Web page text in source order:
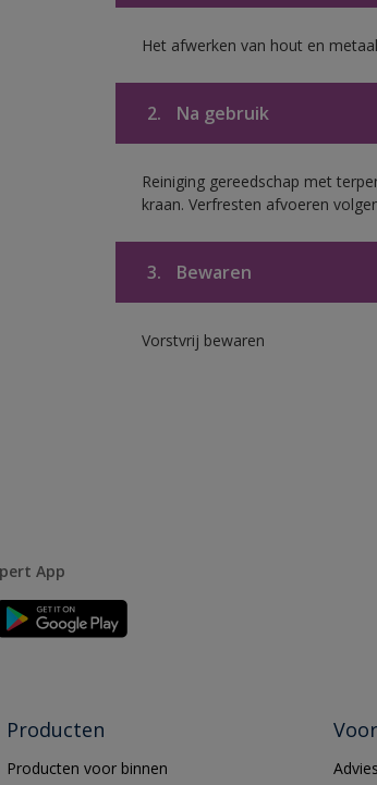
Het afwerken van hout en
2. Na gebruik
Reiniging gereedschap met
kraan. Verfresten afvoeren
3. Bewaren
Vorstvrij bewaren
App
Producten
Producten voor binnen